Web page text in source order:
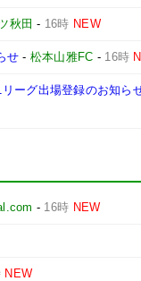
秋田 - 16時 NEW
せ - 松本山雅FC - 16時
ーグ出場登録のお知ら
- 16時 NEW
NEW